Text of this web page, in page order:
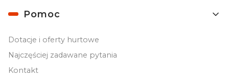
Linki w stopce
Pomoc
Dotacje i oferty hurtowe
Najczęściej zadawane pytania
Kontakt